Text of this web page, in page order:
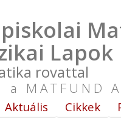
Lapok
rovattal
a MATFUND
Aktuális Cikkek